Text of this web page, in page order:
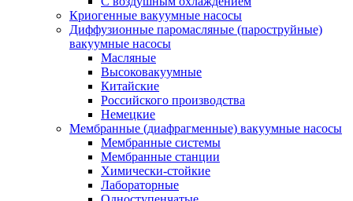
Криогенные вакуумные насосы
Диффузионные паромасляные (пароструйные)
вакуумные насосы
Масляные
Высоковакуумные
Китайские
Российского производства
Немецкие
Мембранные (диафрагменные) вакуумные насосы
Мембранные системы
Мембранные станции
Химически-стойкие
Лабораторные